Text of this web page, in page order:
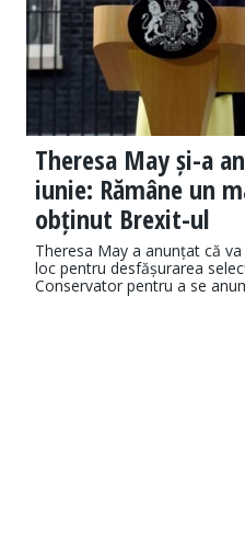
Theresa May și-a
iunie: Rămâne un
obținut Brexit-ul
Theresa May a anunțat că
loc pentru desfășurarea
Conservator pentru a se